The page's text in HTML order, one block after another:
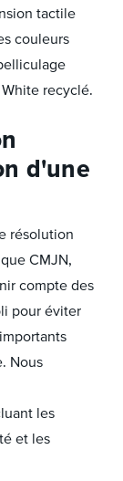
tactile
couleurs
recyclé.
d'une
résolution
CMJN,
compte des
pour éviter
Nous
les
et les